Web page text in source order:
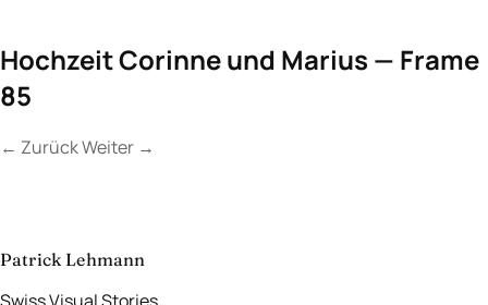
Hochzeit Corinne und Marius — Frame
85
← ZurückWeiter →
aufnehmen→
Patrick Lehmann